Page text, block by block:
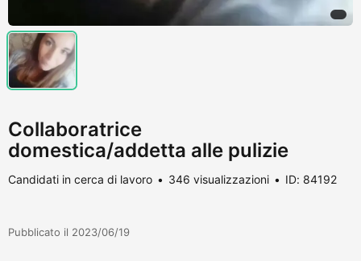
Collaboratrice
domestica/addetta alle pulizie
Candidati in cerca di lavoro 346 visualizzazioni ID: 84192
Pubblicato il 2023/06/19